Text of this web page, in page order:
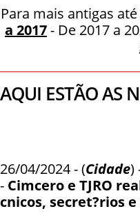
Para mais antigas até
a 2017- De 2017 a
AQUI ESTÃO AS
26/04/2024 - (Cidade)
- Cimcero e TJRO
cnicos, secret?rios